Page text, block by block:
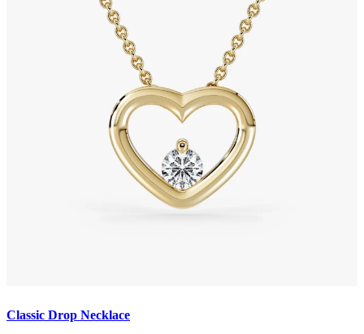
Classic Drop Necklace